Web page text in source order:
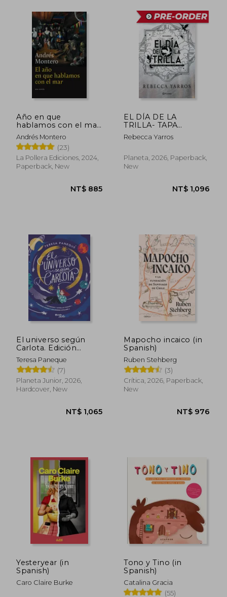
NT$ 774
Año en que
hablamos con el mar,
El (in Spanish)
Andrés Montero
(23)
La Pollera Ediciones, 2024,
Paperback, New
EL DÍA DE LA
TRILLA- TAPA
BLANDA (in Spanish)
Rebecca Yarros
Planeta, 2026, Paperback,
New
NT$
El universo según
Carlota. Edición
especial vol. 1 (in
Spanish)
Teresa Paneque
(7)
Planeta Junior, 2026,
Hardcover, New
Mapocho incaico (in
Spanish)
Ruben Stehberg
(3)
Crítica, 2026, Paperback,
New
Yesteryear (in
Spanish)
Caro Claire Burke
Tono y Tino (in
Spanish)
Catalina Gracia
(55)